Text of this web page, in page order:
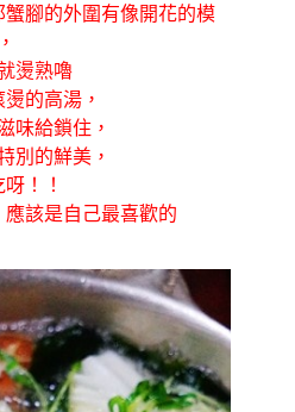
腳的外圍有像開花的模
燙熟嚕
的高湯，
味給鎖住，
別的鮮美，
！！
該是自己最喜歡的